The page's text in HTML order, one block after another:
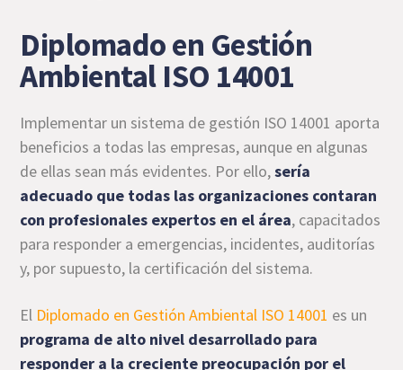
Diplomado en Gestión
Ambiental ISO 14001
Implementar un sistema de gestión ISO 14001 aporta
beneficios a todas las empresas, aunque en algunas
de ellas sean más evidentes. Por ello,sería
adecuado que todas las organizaciones contaran
con profesionales expertos en el área, capacitados
para responder a emergencias, incidentes, auditorías
y, por supuesto, la certificación del sistema.
El Diplomado en Gestión Ambiental ISO 14001 es un
programa de alto nivel desarrollado para
responder a la creciente preocupación por el